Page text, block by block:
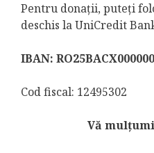
Pentru donaţii, puteţi
deschis la UniCredit
IBAN:
Cod fiscal: 12495302
Vă